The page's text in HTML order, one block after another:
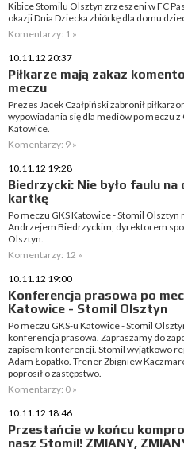
Kibice Stomilu Olsztyn zrzeszeni w FC
okazji Dnia Dziecka zbiórkę dla domu
Komentarzy: 1 »
10.11.12 20:37
Piłkarze mają zakaz
meczu
Prezes Jacek Czałpiński zabronił
wypowiadania się dla mediów po meczu z
Katowice.
Komentarzy: 9 »
10.11.12 19:28
Biedrzycki: Nie było faulu na
kartkę
Po meczu GKS Katowice - Stomil Olsztyn
Andrzejem Biedrzyckim, dyrektorem
Olsztyn.
Komentarzy: 12 »
10.11.12 19:00
Konferencja prasowa po
Katowice - Stomil Olsztyn
Po meczu GKS-u Katowice - Stomil
konferencja prasowa. Zapraszamy do
zapisem konferencji. Stomil wyjątkowo
Adam Łopatko. Trener Zbigniew
poprosił o zastępstwo.
Komentarzy: 0 »
10.11.12 18:46
Przestańcie w końcu
nasz Stomil! ZMIANY,